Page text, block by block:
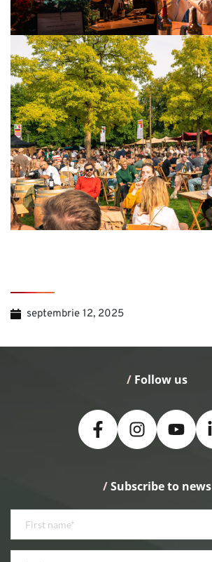
septembrie 12, 2025
/ Follow us
/ Subscribe to news